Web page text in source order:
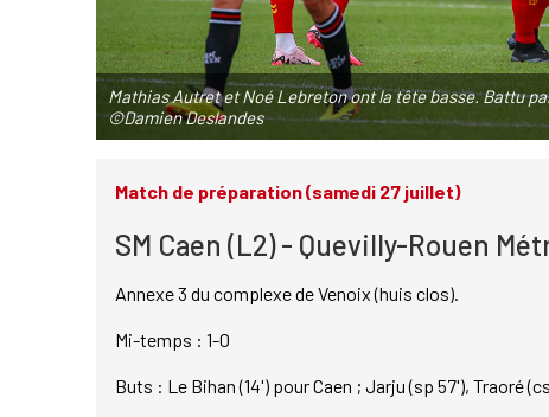
Mathias Autret et Noé Lebreton ont la tête basse. Battu
©Damien Deslandes
Match de préparation (samedi 27 juillet)
SM Caen (L2) - Quevilly-Rouen
Annexe 3 du complexe de Venoix (huis clos).
Mi-temps : 1-0
Buts : Le Bihan (14') pour Caen ; Jarju (sp 57'), Traoré